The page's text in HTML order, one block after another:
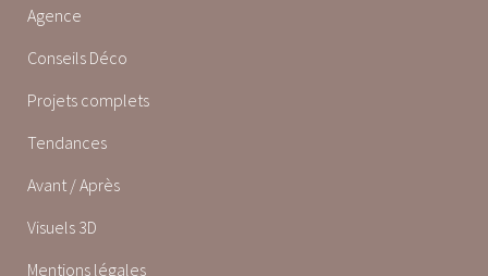
Agence
Conseils Déco
Projets complets
Tendances
Avant / Après
Visuels 3D
Mentions légales